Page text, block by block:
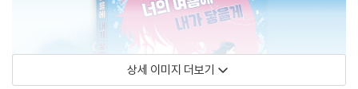
상세 이미지 더보기